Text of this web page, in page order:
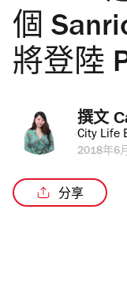
個
將登陸
撰文
City Life
2018年6
分享